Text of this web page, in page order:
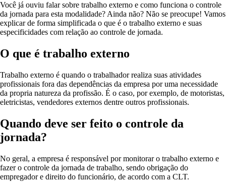
Você já ouviu falar sobre trabalho externo e como funciona o controle
da jornada para esta modalidade? Ainda não? Não se preocupe! Vamos
explicar de forma simplificada o que é o trabalho externo e suas
especificidades com relação ao controle de jornada.
O que é trabalho externo
Trabalho externo é quando o trabalhador realiza suas atividades
profissionais fora das dependências da empresa por uma necessidade
da propria natureza da profissão. É o caso, por exemplo, de motoristas,
eletricistas, vendedores externos dentre outros profissionais.
Quando deve ser feito o controle da
jornada?
No geral, a empresa é responsável por monitorar o trabalho externo e
fazer o controle da jornada de trabalho, sendo obrigação do
empregador e direito do funcionário, de acordo com a CLT.